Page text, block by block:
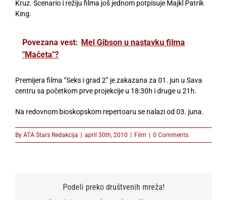
Kruz. Scenario i režiju filma još jednom potpisuje Majkl Patrik
King.
Povezana vest: Mel Gibson u nastavku filma
"Mačeta"?
Premijera filma ‘’Seks i grad 2’’ je zakazana za 01. jun u Sava
centru sa početkom prve projekcije u 18:30h i druge u 21h.
Na redovnom bioskopskom repertoaru se nalazi od 03. juna.
By ATA Stars Redakcija | april 30th, 2010 | Film | 0 Comments
Podeli preko društvenih mreža!